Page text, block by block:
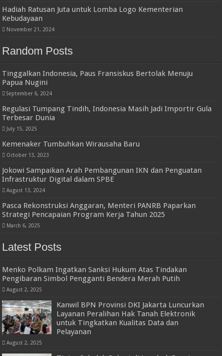
Hadiah Ratusan Juta untuk Lomba Logo Kementerian
Kebudayaan
November 21, 2024
Random Posts
Tinggalkan Indonesia, Paus Fransiskus Bertolak Menuju
Papua Nugini
September 6, 2024
Regulasi Tumpang Tindih, Indonesia Masih Jadi Importir Gula
Terbesar Dunia
July 15, 2025
Kemenaker Tumbuhkan Wirausaha Baru
October 13, 2023
Jokowi Sampaikan Arah Pembangunan IKN dan Penguatan
Infrastruktur Digital dalam SPBE
August 13, 2024
Pasca Rekonstruksi Anggaran, Menteri PANRB Paparkan
Strategi Pencapaian Program Kerja Tahun 2025
March 6, 2025
Latest Posts
Menko Polkam Ingatkan Sanksi Hukum Atas Tindakan
Pengibaran Simbol Pengganti Bendera Merah Putih
August 2, 2025
Kanwil BPN Provinsi DKI Jakarta Luncurkan
Layanan Peralihan Hak Tanah Elektronik
untuk Tingkatkan Kualitas Data dan
Pelayanan
August 2, 2025